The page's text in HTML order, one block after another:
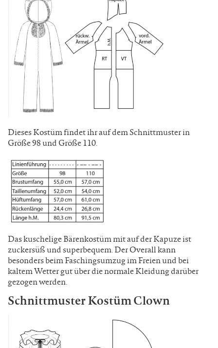
Dieses Kostüm findet ihr auf dem Schnittmuster in
Größe 98 und Größe 110.
Das kuschelige Bärenkostüm mit auf der Kapuze ist
zuckersüß und superbequem. Der Overall kann
besonders beim Faschingsumzug im Freien und bei
kaltem Wetter gut über die normale Kleidung darüber
gezogen werden.
Schnittmuster Kostüm Clown